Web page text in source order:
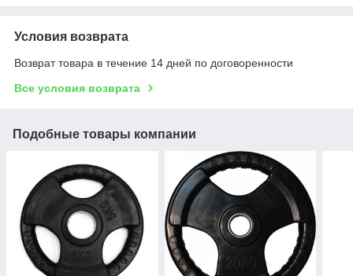
Условия возврата
Возврат товара в течение 14 дней по договоренности
Все условия возврата
Подобные товары компании